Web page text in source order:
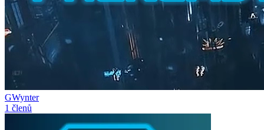
GWynter
1 členů